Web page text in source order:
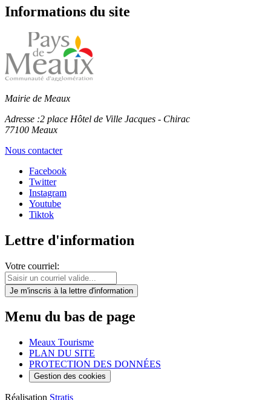
Informations du site
Mairie de Meaux
Adresse :2 place Hôtel de Ville Jacques - Chirac
77100 Meaux
Nous contacter
Facebook
Twitter
Instagram
Youtube
Tiktok
Lettre d'information
Votre courriel:
Je m'inscris à la lettre d'information
Menu du bas de page
Meaux Tourisme
PLAN DU SITE
PROTECTION DES DONNÉES
Gestion des cookies
Réalisation Stratis